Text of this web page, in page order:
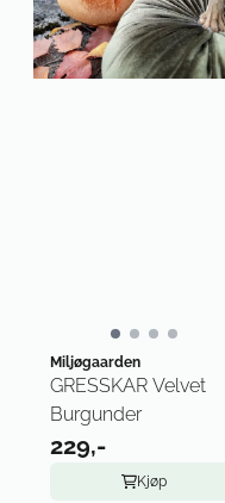
Miljøgaarden
GRESSKAR Velvet
Burgunder
229,-
Kjøp